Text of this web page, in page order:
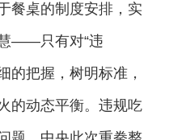
餐桌的制度安排，实
——只有对“违
的把握，树明标准，
的动态平衡。违规吃